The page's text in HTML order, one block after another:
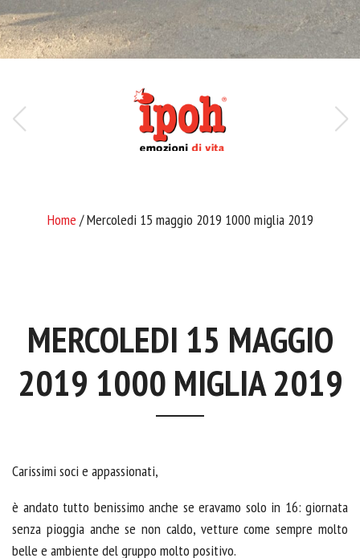
Home / Mercoledi 15 maggio 2019 1000 miglia 2019
MERCOLEDI 15 MAGGIO
2019 1000 MIGLIA 2019
Carissimi soci e appassionati,
è andato tutto benissimo anche se eravamo solo in 16: giornata
senza pioggia anche se non caldo, vetture come sempre molto
belle e ambiente del gruppo molto positivo.